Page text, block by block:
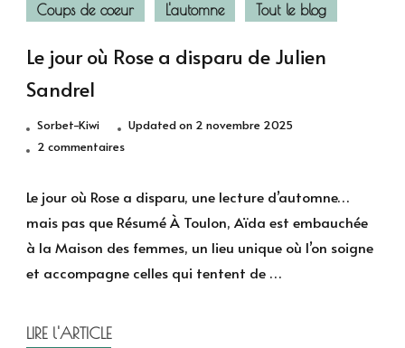
Coups de coeur L'automne Tout le blog
Le jour où Rose a disparu de Julien
Sandrel
Sorbet-Kiwi Updated on 2 novembre 2025
2 commentairessur
Rose
a
disparu
Le jour où Rose a disparu, une lecture d’automne…
mais pas que Résumé À Toulon, Aïda est embauchée
à la Maison des femmes, un lieu unique où l’on soigne
et accompagne celles qui tentent de …
LIRE l'ARTICLE